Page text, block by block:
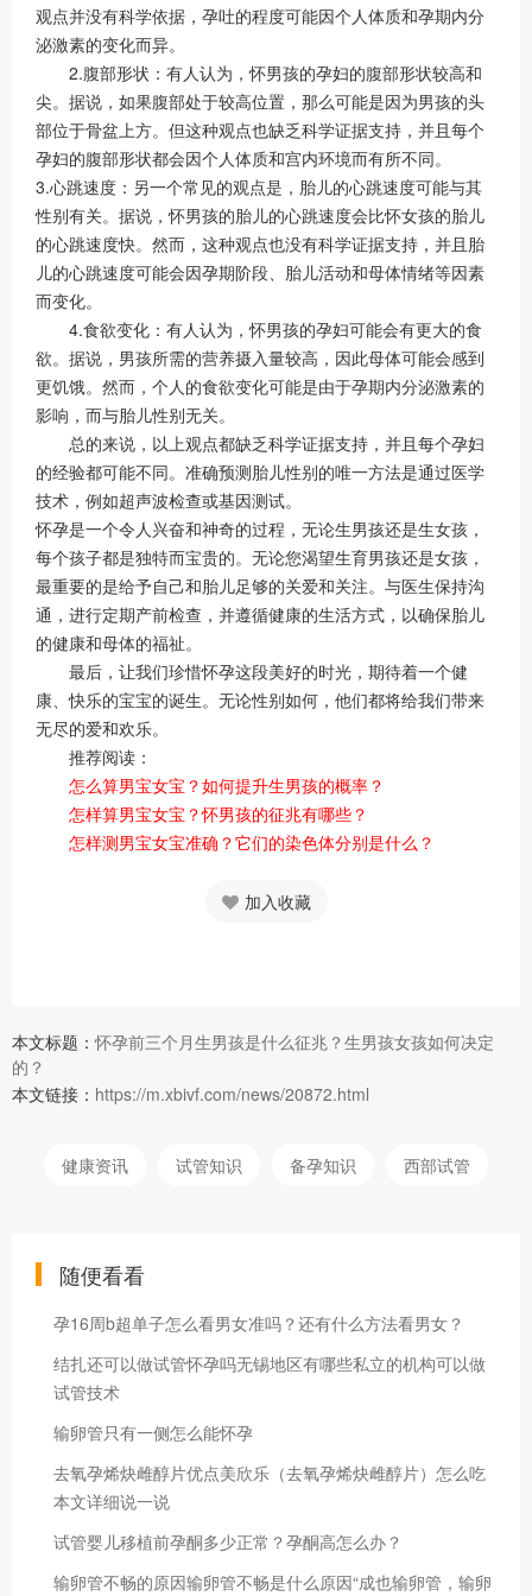
观点并没有科学依据，孕吐的程度可能因个人体质和孕期内分
泌激素的变化而异。
2.腹部形状：有人认为，怀男孩的孕妇的腹部形状较高和
尖。据说，如果腹部处于较高位置，那么可能是因为男孩的头
部位于骨盆上方。但这种观点也缺乏科学证据支持，并且每个
孕妇的腹部形状都会因个人体质和宫内环境而有所不同。
3.心跳速度：另一个常见的观点是，胎儿的心跳速度可能与其
性别有关。据说，怀男孩的胎儿的心跳速度会比怀女孩的胎儿
的心跳速度快。然而，这种观点也没有科学证据支持，并且胎
儿的心跳速度可能会因孕期阶段、胎儿活动和母体情绪等因素
而变化。
4.食欲变化：有人认为，怀男孩的孕妇可能会有更大的食
欲。据说，男孩所需的营养摄入量较高，因此母体可能会感到
更饥饿。然而，个人的食欲变化可能是由于孕期内分泌激素的
影响，而与胎儿性别无关。
总的来说，以上观点都缺乏科学证据支持，并且每个孕妇
的经验都可能不同。准确预测胎儿性别的唯一方法是通过医学
技术，例如超声波检查或基因测试。
怀孕是一个令人兴奋和神奇的过程，无论生男孩还是生女孩，
每个孩子都是独特而宝贵的。无论您渴望生育男孩还是女孩，
最重要的是给予自己和胎儿足够的关爱和关注。与医生保持沟
通，进行定期产前检查，并遵循健康的生活方式，以确保胎儿
的健康和母体的福祉。
最后，让我们珍惜怀孕这段美好的时光，期待着一个健
康、快乐的宝宝的诞生。无论性别如何，他们都将给我们带来
无尽的爱和欢乐。
推荐阅读：
怎么算男宝女宝？如何提升生男孩的概率？
怎样算男宝女宝？怀男孩的征兆有哪些？
怎样测男宝女宝准确？它们的染色体分别是什么？
加入收藏
本文标题：怀孕前三个月生男孩是什么征兆？生男孩女孩如何决定
的？
本文链接： https://m.xbivf.com/news/20872.html
健康资讯 试管知识 备孕知识 西部试管
随便看看
孕16周b超单子怎么看男女准吗？还有什么方法看男女？
结扎还可以做试管怀孕吗无锡地区有哪些私立的机构可以做
试管技术
输卵管只有一侧怎么能怀孕
去氧孕烯炔雌醇片优点美欣乐（去氧孕烯炔雌醇片）怎么吃
本文详细说一说
试管婴儿移植前孕酮多少正常？孕酮高怎么办？
输卵管不畅的原因输卵管不畅是什么原因“成也输卵管，输卵